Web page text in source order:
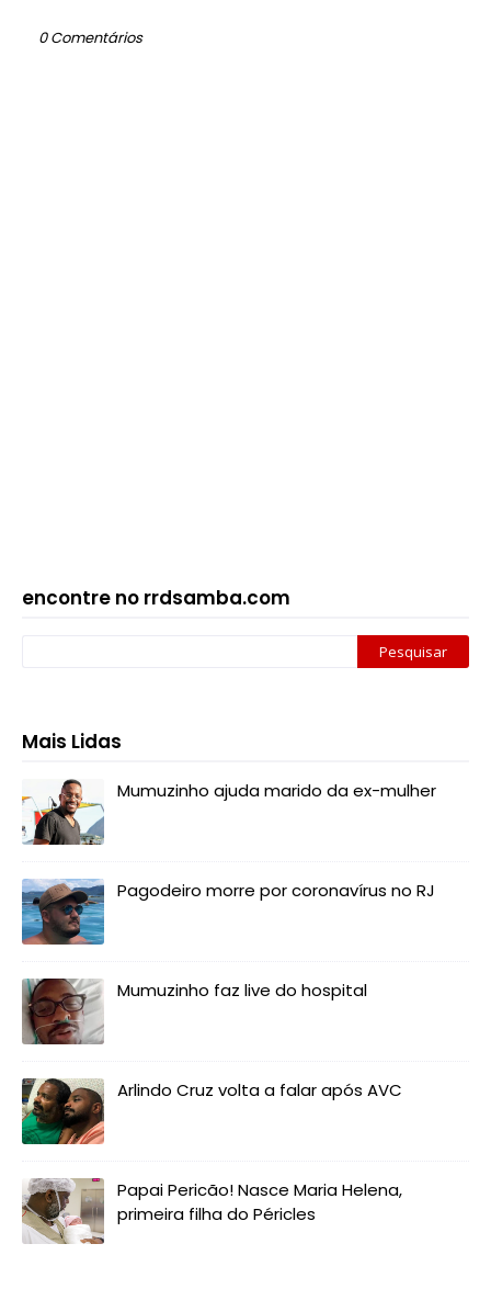
0 Comentários
encontre no rrdsamba.com
Mais Lidas
Mumuzinho ajuda marido da ex-mulher
Pagodeiro morre por coronavírus no RJ
Mumuzinho faz live do hospital
Arlindo Cruz volta a falar após AVC
Papai Pericão! Nasce Maria Helena,
primeira filha do Péricles